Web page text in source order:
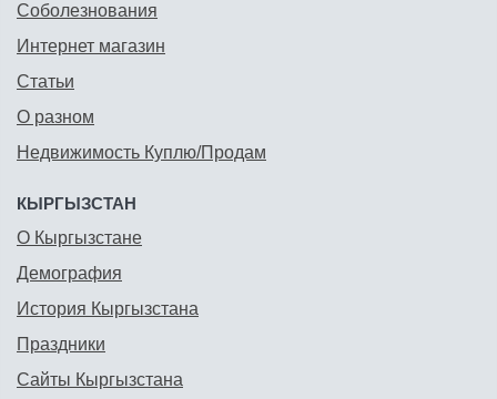
Соболезнования
Интернет магазин
Статьи
О разном
Недвижимость Куплю/Продам
КЫРГЫЗСТАН
О Кыргызстане
Демография
История Кыргызстана
Праздники
Сайты Кыргызстана